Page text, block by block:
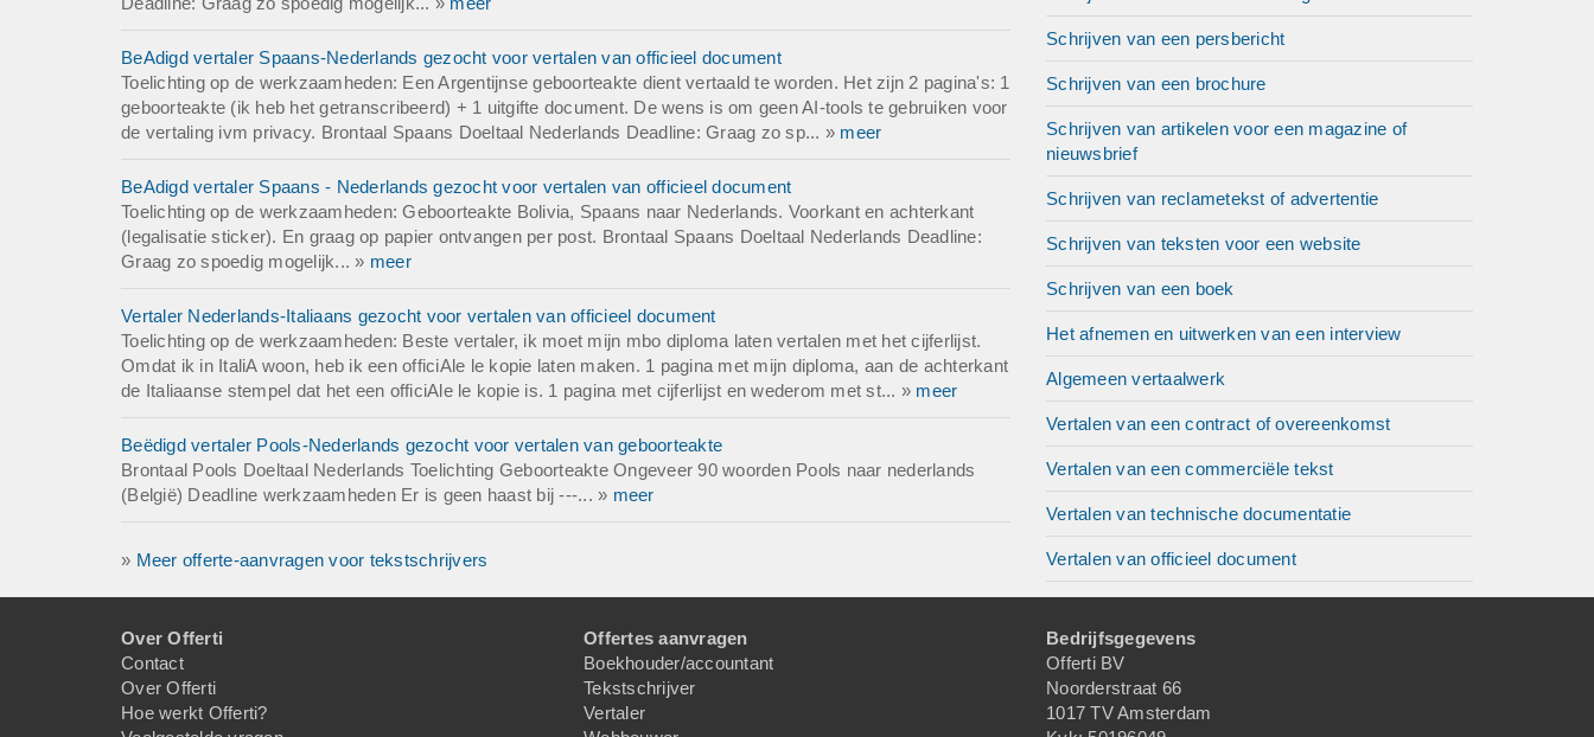
BeAdigd vertaler Spaans-Nederlands gezocht voor vertalen van officieel document
Toelichting op de werkzaamheden: Een Argentijnse geboorteakte dient vertaald te worden. Het zijn 2 pagina's: 1
geboorteakte (ik heb het getranscribeerd) + 1 uitgifte document. De wens is om geen AI-tools te gebruiken voor
de vertaling ivm privacy. Brontaal Spaans Doeltaal Nederlands Deadline: Graag zo sp... » meer
BeAdigd vertaler Spaans - Nederlands gezocht voor vertalen van officieel document
Toelichting op de werkzaamheden: Geboorteakte Bolivia, Spaans naar Nederlands. Voorkant en achterkant
(legalisatie sticker). En graag op papier ontvangen per post. Brontaal Spaans Doeltaal Nederlands Deadline:
Graag zo spoedig mogelijk... » meer
Vertaler Nederlands-Italiaans gezocht voor vertalen van officieel document
Toelichting op de werkzaamheden: Beste vertaler, ik moet mijn mbo diploma laten vertalen met het cijferlijst.
Omdat ik in ItaliA woon, heb ik een officiAle le kopie laten maken. 1 pagina met mijn diploma, aan de achterkant
de Italiaanse stempel dat het een officiAle le kopie is. 1 pagina met cijferlijst en wederom met st... » meer
Beëdigd vertaler Pools-Nederlands gezocht voor vertalen van geboorteakte
Brontaal Pools Doeltaal Nederlands Toelichting Geboorteakte Ongeveer 90 woorden Pools naar nederlands
(België) Deadline werkzaamheden Er is geen haast bij ---... » meer
» Meer offerte-aanvragen voor tekstschrijvers
Schrijven van een persbericht
Schrijven van een brochure
Schrijven van artikelen voor een magazine of
nieuwsbrief
Schrijven van reclametekst of advertentie
Schrijven van teksten voor een website
Schrijven van een boek
Het afnemen en uitwerken van een interview
Algemeen vertaalwerk
Vertalen van een contract of overeenkomst
Vertalen van een commerciële tekst
Vertalen van technische documentatie
Vertalen van officieel document
Over Offerti
Contact
Over Offerti
Hoe werkt Offerti?
Offertes aanvragen
Boekhouder/accountant
Tekstschrijver
Vertaler
Bedrijfsgegevens
Offerti BV
Noorderstraat 66
1017 TV Amsterdam